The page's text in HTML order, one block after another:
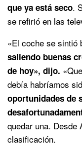
que ya está seco.
se refirió en las
«El coche se sintió
saliendo buenas
de hoy», dijo.
debía habríamos
oportunidades de
quedar una. Desde
clasificación.